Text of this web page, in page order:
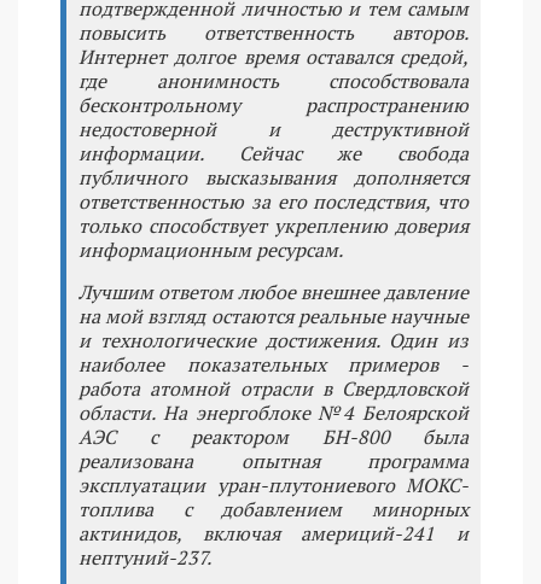
подтвержденной личностью и тем самым
повысить ответственность авторов.
Интернет долгое время оставался средой,
где анонимность способствовала
бесконтрольному распространению
недостоверной и деструктивной
информации. Сейчас же свобода
публичного высказывания дополняется
ответственностью за его последствия, что
только способствует укреплению доверия
информационным ресурсам.
Лучшим ответом любое внешнее давление
на мой взгляд остаются реальные научные
и технологические достижения. Один из
наиболее показательных примеров -
работа атомной отрасли в Свердловской
области. На энергоблоке №4 Белоярской
АЭС с реактором БН-800 была
реализована опытная программа
эксплуатации уран-плутониевого МОКС-
топлива с добавлением минорных
актинидов, включая америций-241 и
нептуний-237.